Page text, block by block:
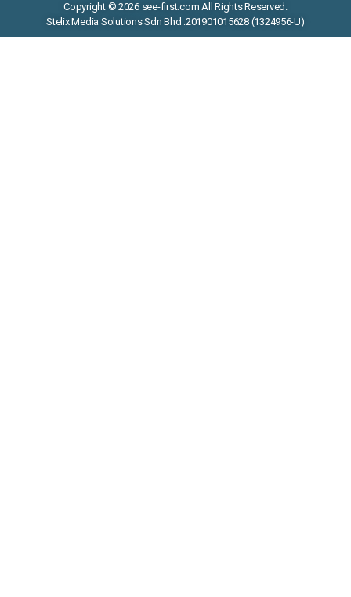
Copyright © 2026 see-first.com All Rights Reserved.
Stelix Media Solutions Sdn Bhd :201901015628 (1324956-U)